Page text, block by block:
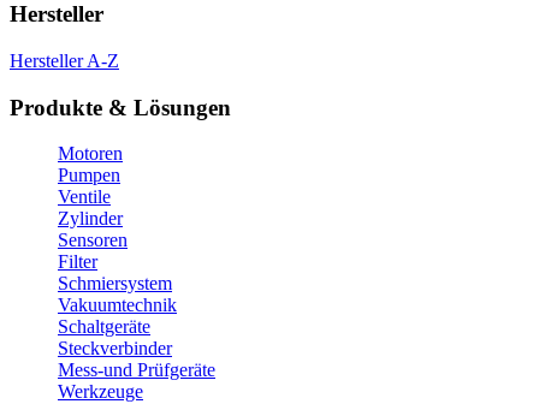
Hersteller
Hersteller A-Z
Produkte & Lösungen
Motoren
Pumpen
Ventile
Zylinder
Sensoren
Filter
Schmiersystem
Vakuumtechnik
Schaltgeräte
Steckverbinder
Mess-und Prüfgeräte
Werkzeuge